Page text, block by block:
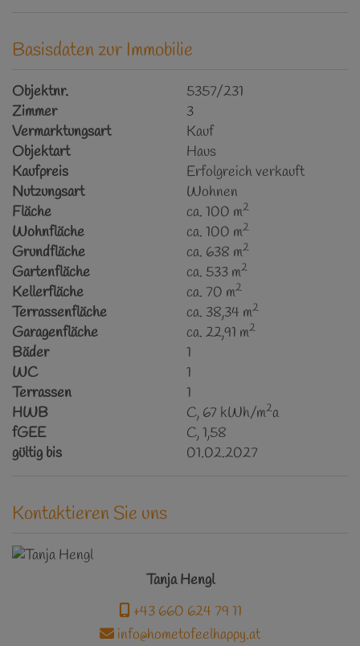
Basisdaten zur Immobilie
Objektnr.
5357/231
Zimmer
3
Vermarktungsart
Kauf
Objektart
Haus
Kaufpreis
Erfolgreich verkauft
Nutzungsart
Wohnen
Fläche
ca. 100 m2
Wohnfläche ca. 100 m2
Grundfläche ca. 638 m2
Gartenfläche ca. 533 m2
Kellerfläche ca. 70 m2
Terrassenfläche ca. 38,34 m2
Garagenfläche ca. 22,91 m2
Bäder
1
WC
1
Terrassen
1
HWB
C, 67 kWh/m2a
fGEE
C, 1,58
gültig bis
01.02.2027
Kontaktieren Sie uns
Tanja Hengl
+43 660 624 79 11
info@hometofeelhappy.at